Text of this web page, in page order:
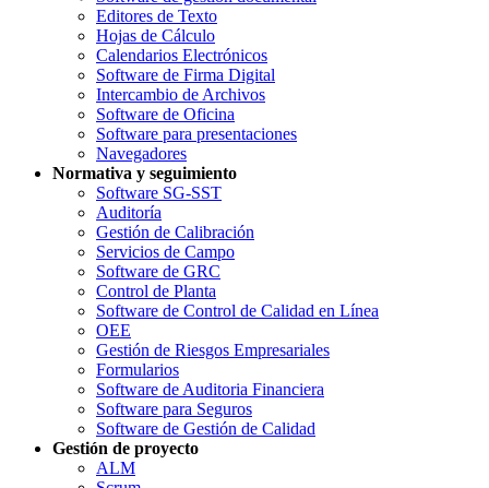
Editores de Texto
Hojas de Cálculo
Calendarios Electrónicos
Software de Firma Digital
Intercambio de Archivos
Software de Oficina
Software para presentaciones
Navegadores
Normativa y seguimiento
Software SG-SST
Auditoría
Gestión de Calibración
Servicios de Campo
Software de GRC
Control de Planta
Software de Control de Calidad en Línea
OEE
Gestión de Riesgos Empresariales
Formularios
Software de Auditoria Financiera
Software para Seguros
Software de Gestión de Calidad
Gestión de proyecto
ALM